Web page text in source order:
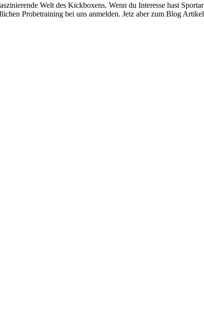
Welt des Kickboxens. Wenn du Interesse hast
Probetraining bei uns anmelden. Jetz aber zum Blog Artikel